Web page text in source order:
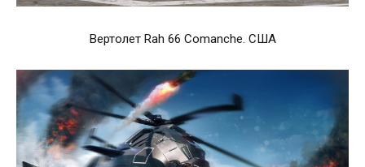
Вертолет Rah 66 Comanche. США